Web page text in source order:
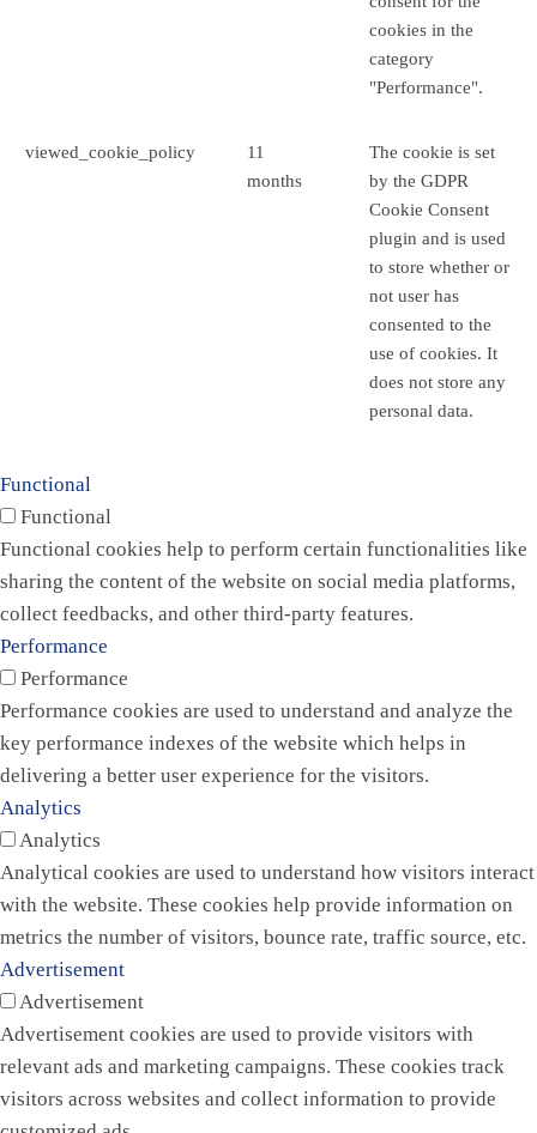
cookies in the
category
"Performance".
viewed_cookie_policy
11
months
The cookie is set
by the GDPR
Cookie Consent
plugin and is used
to store whether or
not user has
consented to the
use of cookies. It
does not store any
personal data.
Functional
Functional
Functional cookies help to perform certain functionalities like
sharing the content of the website on social media platforms,
collect feedbacks, and other third-party features.
Performance
Performance
Performance cookies are used to understand and analyze the
key performance indexes of the website which helps in
delivering a better user experience for the visitors.
Analytics
Analytics
Analytical cookies are used to understand how visitors interact
with the website. These cookies help provide information on
metrics the number of visitors, bounce rate, traffic source, etc.
Advertisement
Advertisement
Advertisement cookies are used to provide visitors with
relevant ads and marketing campaigns. These cookies track
visitors across websites and collect information to provide